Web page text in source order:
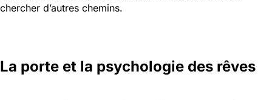
chercher d’autres chemins.
La porte et la psychologie des rêves